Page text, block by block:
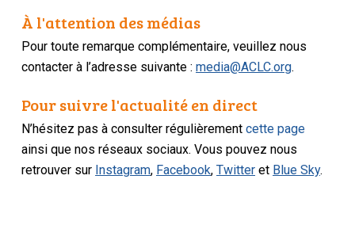
À l'attention des médias
Pour toute remarque complémentaire, veuillez nous
contacter à l’adresse suivante :media@ACLC.org.
Pour suivre l'actualité en direct
N’hésitez pas à consulter régulièrementcette page
ainsi que nos réseaux sociaux. Vous pouvez nous
retrouver sur Instagram, Facebook,Twitter et Blue Sky.